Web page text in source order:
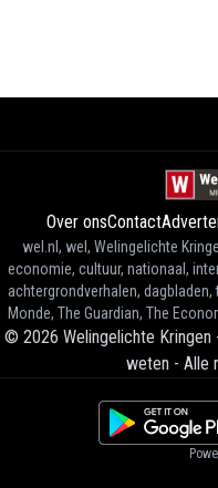
Over onsContact
wel.nl, wel, Welingelichte
economie, cultuur, nationaal,
achtergrondverhalen,
Monde, The Guardian, The
© 2026 Welingelichte
weten - Alle